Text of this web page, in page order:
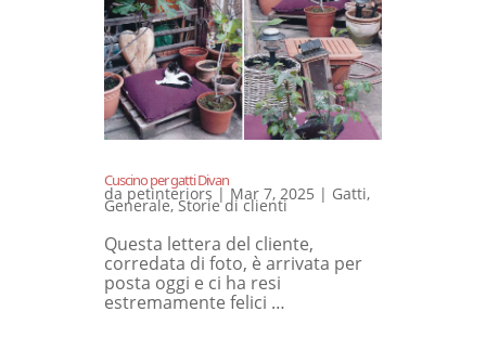
Cuscino per gatti Divan
da petinteriors | Mar 7, 2025 | Gatti,
Generale,Storie di clienti
Questa lettera del cliente,
corredata di foto, è arrivata per
posta oggi e ci ha resi
estremamente felici …